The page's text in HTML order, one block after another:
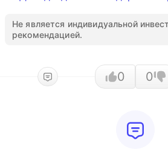
Не является индивидуальной
рекомендацией.
0 0